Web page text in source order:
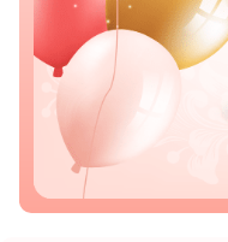
Хризантемы
Лилии
Орхидеи